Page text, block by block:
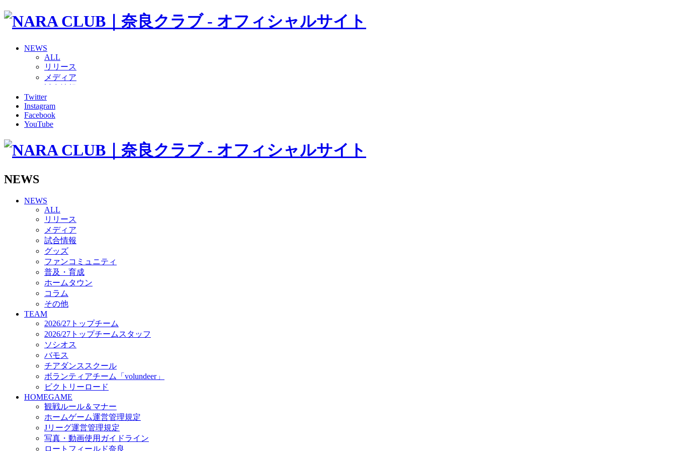
NEWS
ALL
リリース
メディア
グッズ
ファンコミュニティ
普及・育成
ホームタウン
その他
バモス
チアダンススクール
ボランティアチーム「volundeer」
ビクトリーロード
HOMEGAME
観戦ルール＆マナー
ホームゲーム運営管理規定
Jリーグ運営管理規定
写真・動画使用ガイドライン
ロートフィールド奈良
SCHEDULE
2026/27
練習見学時のファンサービスについて
TICKET
奈良クラブ明治安田J3リーグ2026/27シーズン試合観戦チケット
奈良クラブ明治安田Ｊ3リーグ 2026/27シーズン「鹿パス」
観戦ルール＆マナー
FANCOMMUNITY
2026/27ファンコミュニティ
サポートショップ
GOODS
オフィシャルストア（実店舗）
オンラインストア
ACADEMY
アカデミーについて
Twitter
Instagram
Facebook
YouTube
NEWS
NEWS
ALL
リリース
メディア
試合情報
グッズ
ファンコミュニティ
普及・育成
ホームタウン
コラム
その他
TEAM
2026/27トップチーム
2026/27トップチームスタッフ
ソシオス
バモス
チアダンススクール
ボランティアチーム「volundeer」
ビクトリーロード
HOMEGAME
観戦ルール＆マナー
ホームゲーム運営管理規定
Jリーグ運営管理規定
写真・動画使用ガイドライン
ロートフィールド奈良